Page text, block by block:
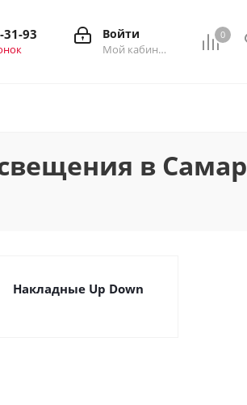
0
Войти
Мой кабинет
31-93
в
Накладные Up Down